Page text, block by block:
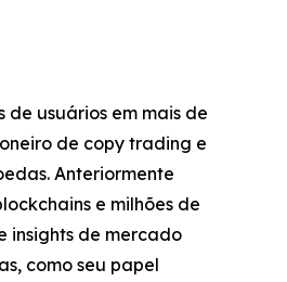
de usuários em mais de
de copy trading e
Anteriormente
e milhões de
insights de mercado
como seu papel